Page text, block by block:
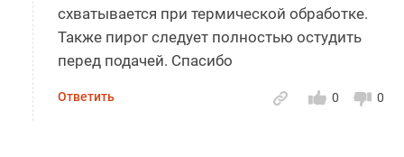
схватывается при термической обработке.
Также пирог следует полностью остудить
перед подачей. Спасибо
0
0
Ответить